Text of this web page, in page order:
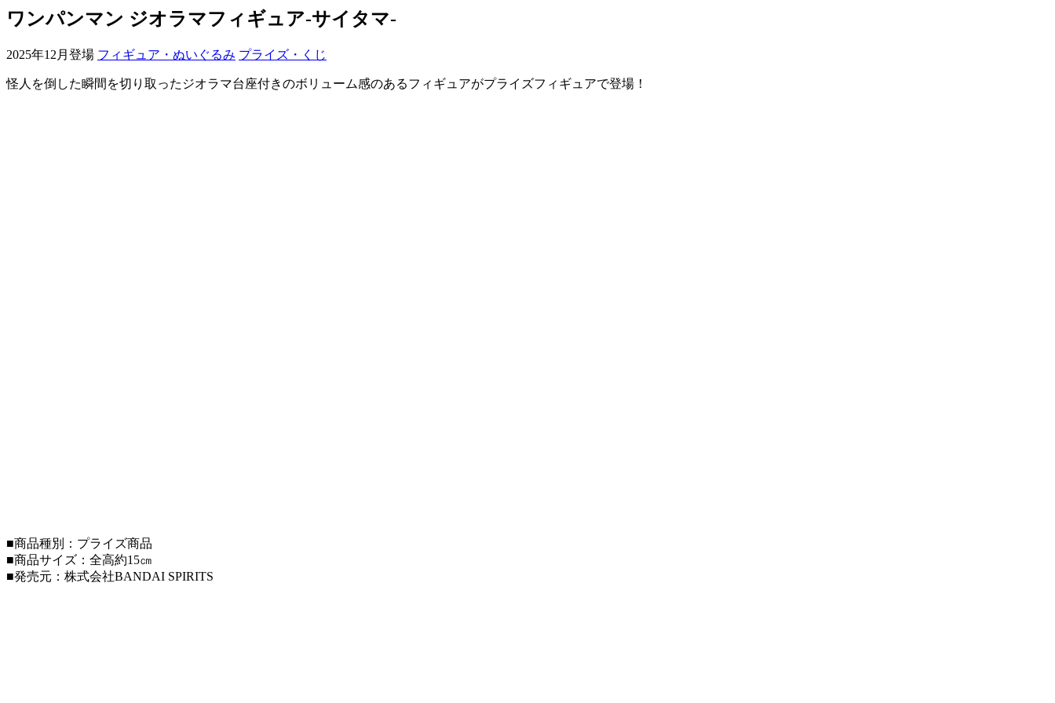
ワンパンマン ジオラマフィギュア-サイタマ-
2025年12月登場 フィギュア・ぬいぐるみ プライズ・くじ
怪人を倒した瞬間を切り取ったジオラマ台座付きのボリューム感のあるフィギュアがプライズフィギュアで登場！
■商品種別：プライズ商品
■商品サイズ：全高約15㎝
■発売元：株式会社BANDAI SPIRITS